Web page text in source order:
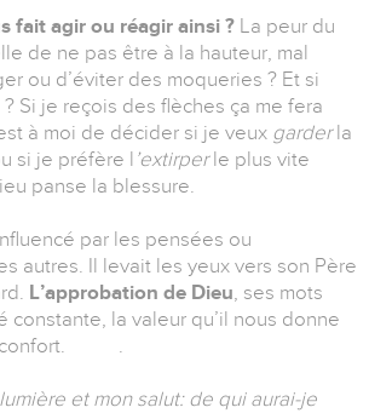
fait agir ou réagir ainsi ? La peur du
de ne pas être à la hauteur, mal
ou d’éviter des moqueries ? Et si
? Si je reçois des flèches ça me fera
à moi de décider si je veux garderla
si je préfère l
’extirperle plus vite
panse la blessure.
par les pensées ou
autres. Il levait les yeux vers son Père
L’approbation de Dieu, ses mots
constante, la valeur qu’il nous donne
réconfort. .
et mon salut: de qui aurai-je